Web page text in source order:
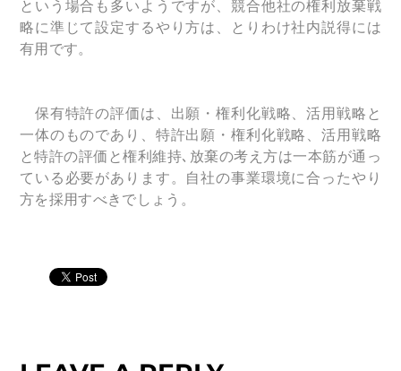
という場合も多いようですが、競合他社の権利放棄戦
略に準じて設定するやり方は、とりわけ社内説得には
有用です。
保有特許の評価は、出願・権利化戦略、活用戦略と
一体のものであり、特許出願・権利化戦略、活用戦略
と特許の評価と権利維持､放棄の考え方は一本筋が通っ
ている必要があります。自社の事業環境に合ったやり
方を採用すべきでしょう。